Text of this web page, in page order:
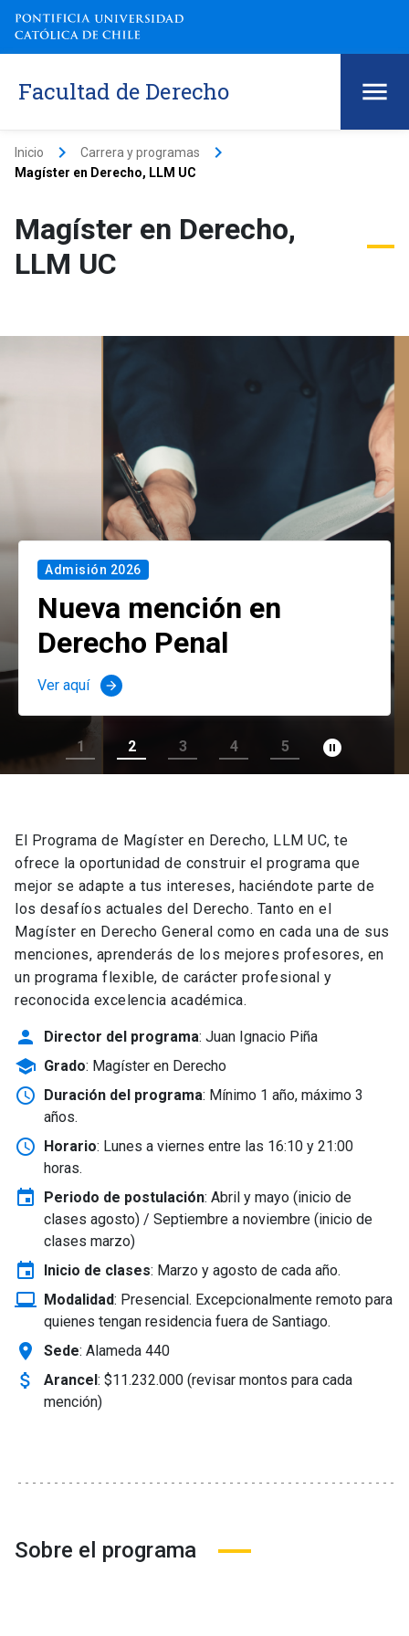
Facultad de Derecho
Inicio keyboard_arrow_right Carrera y programas keyboard_arrow_right
Magíster en Derecho, LLM UC
Magíster en Derecho,
LLM UC
Admisión 2026
Nueva mención en
Derecho Penal
Ver aquí arrow_forward
1 2 3 4 5 pause_circle_filled
El Programa de Magíster en Derecho, LLM UC, te
ofrece la oportunidad de construir el programa que
mejor se adapte a tus intereses, haciéndote parte de
los desafíos actuales del Derecho. Tanto en el
Magíster en Derecho General como en cada una de sus
menciones, aprenderás de los mejores profesores, en
un programa flexible, de carácter profesional y
reconocida excelencia académica.
person Director del programa: Juan Ignacio Piña
school Grado: Magíster en Derecho
schedule Duración del programa: Mínimo 1 año, máximo 3
años.
schedule Horario: Lunes a viernes entre las 16:10 y 21:00
horas.
event Periodo de postulación: Abril y mayo (inicio de
clases agosto) / Septiembre a noviembre (inicio de
clases marzo)
event Inicio de clases: Marzo y agosto de cada año.
laptop_windows Modalidad: Presencial. Excepcionalmente remoto para
quienes tengan residencia fuera de Santiago.
location_on Sede: Alameda 440
attach_money Arancel: $11.232.000 (revisar montos para cada
mención)
Sobre el programa